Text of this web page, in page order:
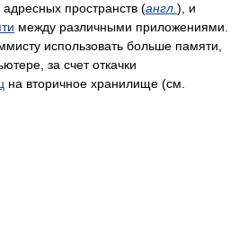
пространств (англ. ), и
между различными приложениями.
использовать больше памяти,
за счет откачки
на вторичное хранилище (см.